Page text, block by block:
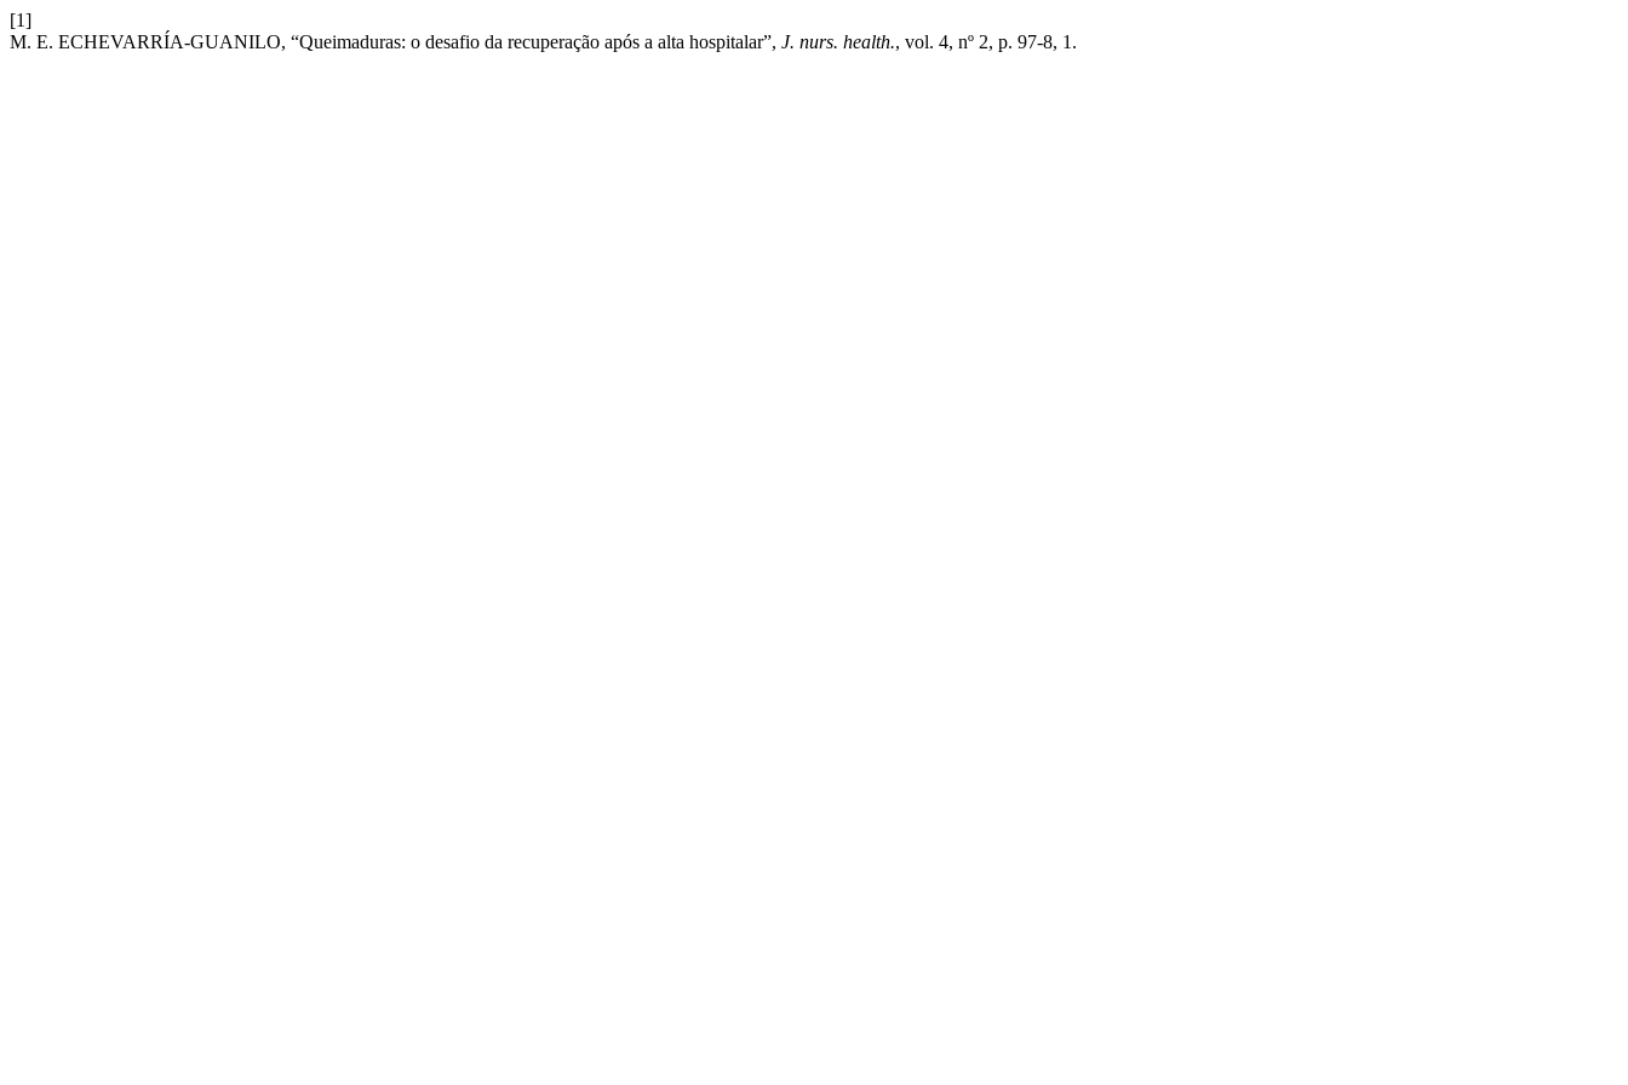
[1]
M. E. ECHEVARRÍA-GUANILO, “Queimaduras: o desafio da recuperação após a alta hospitalar”, J. nurs. health., vol. 4, nº 2, p. 97-8, 1.